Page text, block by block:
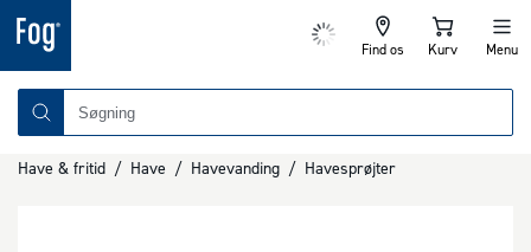
Find os Kurv Menu
Have & fritid / Have / Havevanding / Havesprøjter